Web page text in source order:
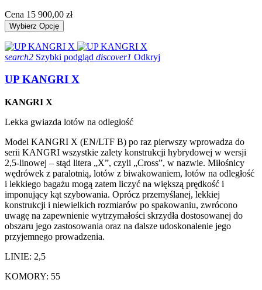
Cena 15 900,00 zł
Wybierz Opcję
search2 Szybki podgląd discover1 Odkryj
UP KANGRI X
KANGRI X
Lekka gwiazda lotów na odległość
Model KANGRI X (EN/LTF B) po raz pierwszy wprowadza do
serii KANGRI wszystkie zalety konstrukcji hybrydowej w wersji
2,5-linowej – stąd litera „X”, czyli „Cross”, w nazwie. Miłośnicy
wędrówek z paralotnią, lotów z biwakowaniem, lotów na odległość
i lekkiego bagażu mogą zatem liczyć na większą prędkość i
imponujący kąt szybowania. Oprócz przemyślanej, lekkiej
konstrukcji i niewielkich rozmiarów po spakowaniu, zwrócono
uwagę na zapewnienie wytrzymałości skrzydła dostosowanej do
obszaru jego zastosowania oraz na dalsze udoskonalenie jego
przyjemnego prowadzenia.
LINIE: 2,5
KOMORY: 55